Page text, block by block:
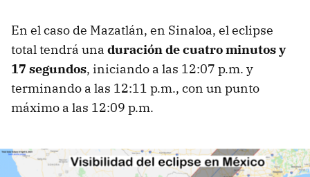
En el caso de Mazatlán, en Sinaloa, el eclipse
total tendrá una duración de cuatro minutos y
17 segundos, iniciando a las 12:07 p.m. y
terminando a las 12:11 p.m., con un punto
máximo a las 12:09 p.m.